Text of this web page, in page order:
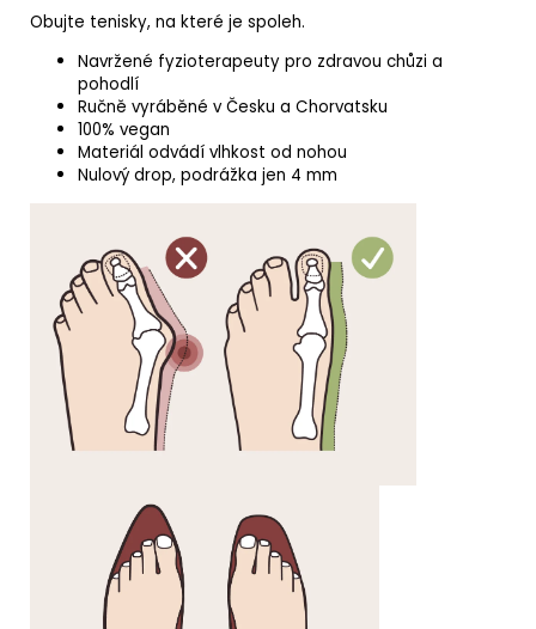
Obujte tenisky, na které je spoleh.
Navržené fyzioterapeuty pro zdravou chůzi a
pohodlí
Ručně vyráběné v Česku a Chorvatsku
100% vegan
Materiál odvádí vlhkost od nohou
Nulový drop, podrážka jen 4 mm